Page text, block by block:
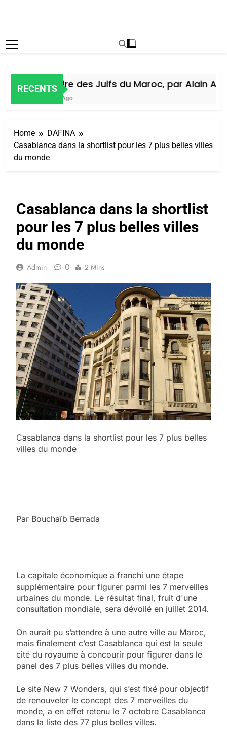
RECENTS
Histoire des Juifs du Maroc, par Alain
5 Jours Ago
Home
DAFINA
Casablanca dans la shortlist pour les 7 plus belles villes
du monde
Casablanca dans la shortlist
pour les 7 plus belles villes
du monde
Admin 0 2 Mins
Casablanca dans la shortlist pour les 7 plus belles
villes du monde
Par Bouchaïb Berrada
La capitale économique a franchi une étape
supplémentaire pour figurer parmi les 7 merveilles
urbaines du monde. Le résultat final, fruit d'une
consultation mondiale, sera dévoilé en juillet 2014.
On aurait pu s’attendre à une autre ville au Maroc,
mais finalement c’est Casablanca qui est la seule
cité du royaume à concourir pour figurer dans le
panel des 7 plus belles villes du monde.
Le site New 7 Wonders, qui s’est fixé pour objectif
de renouveler le concept des 7 merveilles du
monde, a en effet retenu le 7 octobre Casablanca
dans la liste des 77 plus belles villes.